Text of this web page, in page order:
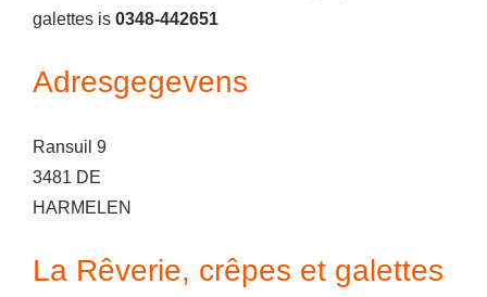
galettes is 0348-442651
Adresgegevens
Ransuil 9
3481 DE
HARMELEN
La Rêverie, crêpes et galettes